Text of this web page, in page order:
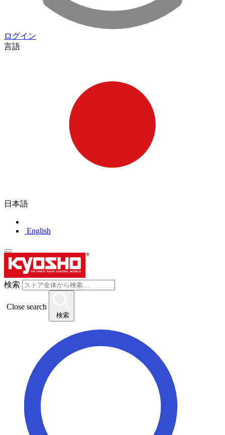
ログイン
言語
日本語
English
検索
Close search
検索